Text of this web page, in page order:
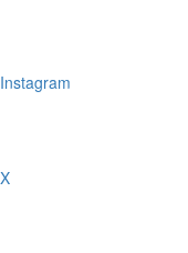
Instagram
X